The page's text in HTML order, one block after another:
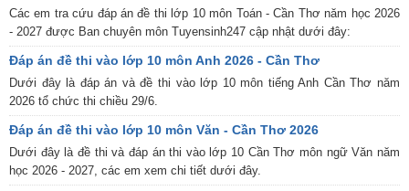
Các em tra cứu đáp án đề thi lớp 10 môn Toán - Cần Thơ năm học 2026
- 2027 được Ban chuyên môn Tuyensinh247 cập nhật dưới đây:
Đáp án đề thi vào lớp 10 môn Anh 2026 - Cần Thơ
Dưới đây là đáp án và đề thi vào lớp 10 môn tiếng Anh Cần Thơ năm
2026 tổ chức thi chiều 29/6.
Đáp án đề thi vào lớp 10 môn Văn - Cần Thơ 2026
Dưới đây là đề thi và đáp án thi vào lớp 10 Cần Thơ môn ngữ Văn năm
học 2026 - 2027, các em xem chi tiết dưới đây.